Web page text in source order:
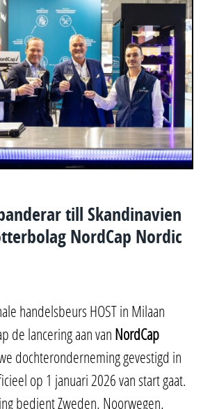
till Skandinavien
NordCap Nordic
handelsbeurs HOST in Milaan
de lancering aan van NordCap
dochteronderneming gevestigd in
op 1 januari 2026 van start gaat.
bedient Zweden, Noorwegen,